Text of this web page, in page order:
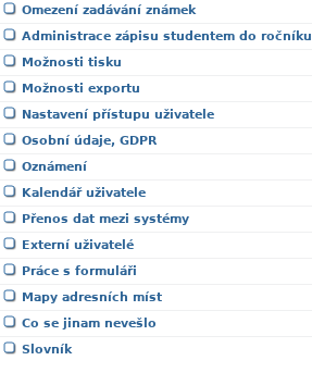
Omezení zadávání známek
Administrace zápisu studentem do ročníku
Možnosti tisku
Možnosti exportu
Nastavení přístupu uživatele
Osobní údaje, GDPR
Oznámení
Kalendář uživatele
Přenos dat mezi systémy
Externí uživatelé
Práce s formuláři
Mapy adresních míst
Co se jinam nevešlo
Slovník